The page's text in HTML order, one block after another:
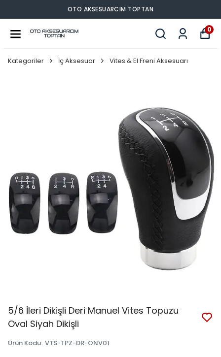
AKSESUARCIM TOPTAN
0
Kategoriler İç Aksesuar Vites & El Freni Aksesuarı
5/6 İleri Dikişli Deri Manuel Vites Topuzu
Oval Siyah Dikişli
Ürün Kodu: VTS-TPZ-DR-ONV01